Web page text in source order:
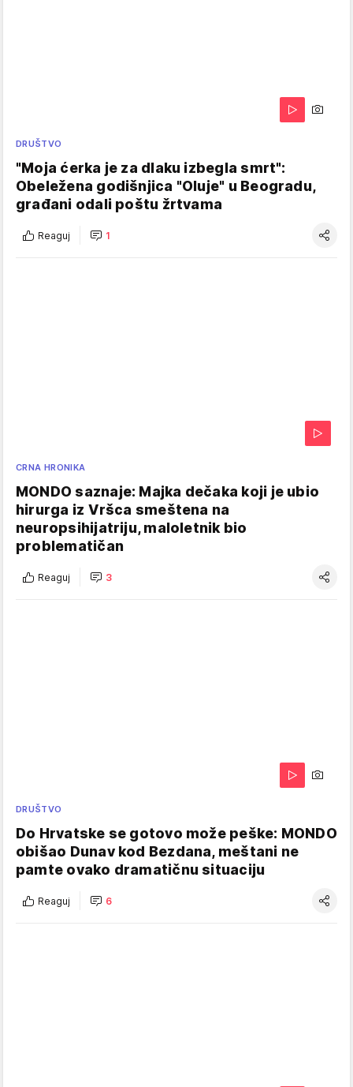
DRUŠTVO
"Moja ćerka je za dlaku izbegla smrt":
Obeležena godišnjica "Oluje" u Beogradu,
građani odali poštu žrtvama
Reaguj 1
CRNA HRONIKA
MONDO saznaje: Majka dečaka koji je ubio
hirurga iz Vršca smeštena na
neuropsihijatriju, maloletnik bio
problematičan
Reaguj 3
DRUŠTVO
Do Hrvatske se gotovo može peške: MONDO
obišao Dunav kod Bezdana, meštani ne
pamte ovako dramatičnu situaciju
Reaguj 6